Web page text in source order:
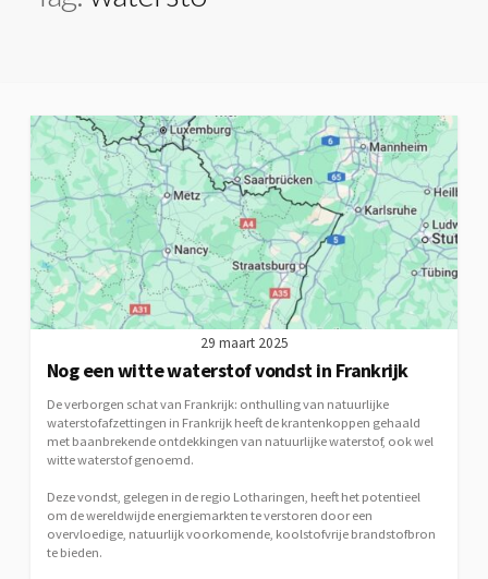
29 maart 2025
Nog een witte waterstof vondst in Frankrijk
De verborgen schat van Frankrijk: onthulling van natuurlijke
waterstofafzettingen in Frankrijk heeft de krantenkoppen gehaald
met baanbrekende ontdekkingen van natuurlijke waterstof, ook wel
witte waterstof genoemd.
Deze vondst, gelegen in de regio Lotharingen, heeft het potentieel
om de wereldwijde energiemarkten te verstoren door een
overvloedige, natuurlijk voorkomende, koolstofvrije brandstofbron
te bieden.